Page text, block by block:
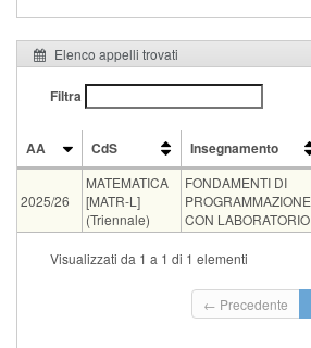
Elenco appelli trovati
Filtra
AA CdS Insegnamento
CdS Insegnamento
2025/26
MATEMATICA
[MATR-L]
(Triennale)
FONDAMENTI DI
PROGRAMMAZIONE
CON LABORATORIO
Tipo Data e ora Sede
Visualizzati da 1 a 1 di 1 elementi
← Precedente